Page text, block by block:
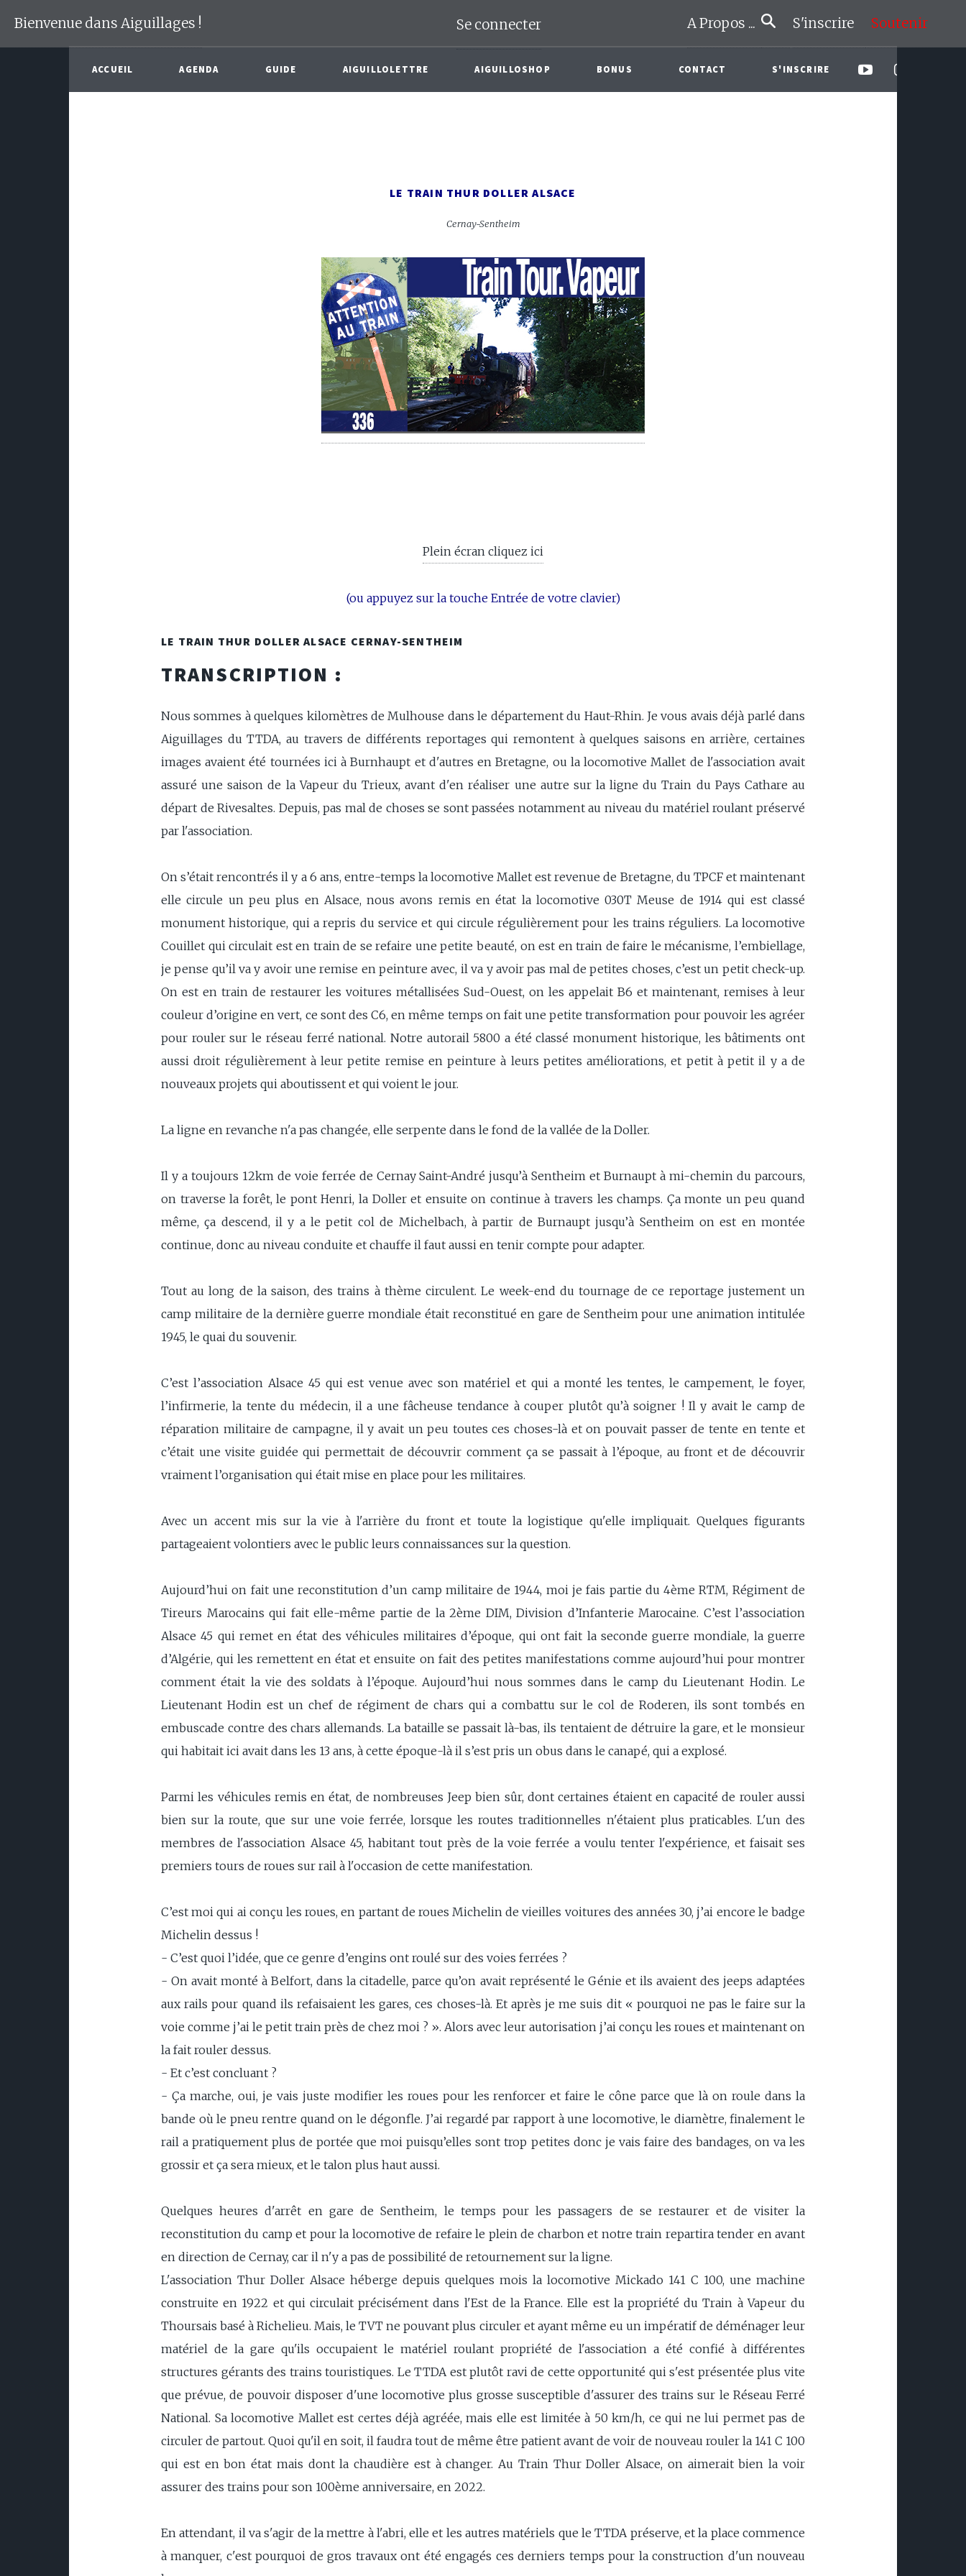
Bienvenue dans Aiguillages ! Se connecter A Propos ... S'inscrire Soutenir
ACCUEIL AGENDA GUIDE AIGUILLOLETTRE AIGUILLOSHOP BONUS CONTACT S'INSCRIRE
LE TRAIN THUR DOLLER ALSACE
Cernay-Sentheim
Plein écran cliquez ici
(ou appuyez sur la touche Entrée de votre clavier)
LE TRAIN THUR DOLLER ALSACE CERNAY-SENTHEIM
TRANSCRIPTION :
Nous sommes à quelques kilomètres de Mulhouse dans le département du Haut-Rhin. Je vous avais déjà parlé dans
Aiguillages du TTDA, au travers de différents reportages qui remontent à quelques saisons en arrière, certaines
images avaient été tournées ici à Burnhaupt et d'autres en Bretagne, ou la locomotive Mallet de l'association avait
assuré une saison de la Vapeur du Trieux, avant d'en réaliser une autre sur la ligne du Train du Pays Cathare au
départ de Rivesaltes. Depuis, pas mal de choses se sont passées notamment au niveau du matériel roulant préservé
par l'association.
On s’était rencontrés il y a 6 ans, entre-temps la locomotive Mallet est revenue de Bretagne, du TPCF et maintenant
elle circule un peu plus en Alsace, nous avons remis en état la locomotive 030T Meuse de 1914 qui est classé
monument historique, qui a repris du service et qui circule régulièrement pour les trains réguliers. La locomotive
Couillet qui circulait est en train de se refaire une petite beauté, on est en train de faire le mécanisme, l’embiellage,
je pense qu’il va y avoir une remise en peinture avec, il va y avoir pas mal de petites choses, c’est un petit check-up.
On est en train de restaurer les voitures métallisées Sud-Ouest, on les appelait B6 et maintenant, remises à leur
couleur d’origine en vert, ce sont des C6, en même temps on fait une petite transformation pour pouvoir les agréer
pour rouler sur le réseau ferré national. Notre autorail 5800 a été classé monument historique, les bâtiments ont
aussi droit régulièrement à leur petite remise en peinture à leurs petites améliorations, et petit à petit il y a de
nouveaux projets qui aboutissent et qui voient le jour.
La ligne en revanche n'a pas changée, elle serpente dans le fond de la vallée de la Doller.
Il y a toujours 12km de voie ferrée de Cernay Saint-André jusqu’à Sentheim et Burnaupt à mi-chemin du parcours,
on traverse la forêt, le pont Henri, la Doller et ensuite on continue à travers les champs. Ça monte un peu quand
même, ça descend, il y a le petit col de Michelbach, à partir de Burnaupt jusqu’à Sentheim on est en montée
continue, donc au niveau conduite et chauffe il faut aussi en tenir compte pour adapter.
Tout au long de la saison, des trains à thème circulent. Le week-end du tournage de ce reportage justement un
camp militaire de la dernière guerre mondiale était reconstitué en gare de Sentheim pour une animation intitulée
1945, le quai du souvenir.
C’est l’association Alsace 45 qui est venue avec son matériel et qui a monté les tentes, le campement, le foyer,
l’infirmerie, la tente du médecin, il a une fâcheuse tendance à couper plutôt qu’à soigner ! Il y avait le camp de
réparation militaire de campagne, il y avait un peu toutes ces choses-là et on pouvait passer de tente en tente et
c’était une visite guidée qui permettait de découvrir comment ça se passait à l’époque, au front et de découvrir
vraiment l’organisation qui était mise en place pour les militaires.
Avec un accent mis sur la vie à l'arrière du front et toute la logistique qu'elle impliquait. Quelques figurants
partageaient volontiers avec le public leurs connaissances sur la question.
Aujourd’hui on fait une reconstitution d’un camp militaire de 1944, moi je fais partie du 4ème RTM, Régiment de
Tireurs Marocains qui fait elle-même partie de la 2ème DIM, Division d’Infanterie Marocaine. C’est l’association
Alsace 45 qui remet en état des véhicules militaires d’époque, qui ont fait la seconde guerre mondiale, la guerre
d’Algérie, qui les remettent en état et ensuite on fait des petites manifestations comme aujourd’hui pour montrer
comment était la vie des soldats à l’époque. Aujourd’hui nous sommes dans le camp du Lieutenant Hodin. Le
Lieutenant Hodin est un chef de régiment de chars qui a combattu sur le col de Roderen, ils sont tombés en
embuscade contre des chars allemands. La bataille se passait là-bas, ils tentaient de détruire la gare, et le monsieur
qui habitait ici avait dans les 13 ans, à cette époque-là il s’est pris un obus dans le canapé, qui a explosé.
Parmi les véhicules remis en état, de nombreuses Jeep bien sûr, dont certaines étaient en capacité de rouler aussi
bien sur la route, que sur une voie ferrée, lorsque les routes traditionnelles n'étaient plus praticables. L'un des
membres de l'association Alsace 45, habitant tout près de la voie ferrée a voulu tenter l'expérience, et faisait ses
premiers tours de roues sur rail à l'occasion de cette manifestation.
C’est moi qui ai conçu les roues, en partant de roues Michelin de vieilles voitures des années 30, j’ai encore le badge
Michelin dessus !
- C’est quoi l’idée, que ce genre d’engins ont roulé sur des voies ferrées ?
- On avait monté à Belfort, dans la citadelle, parce qu’on avait représenté le Génie et ils avaient des jeeps adaptées
aux rails pour quand ils refaisaient les gares, ces choses-là. Et après je me suis dit « pourquoi ne pas le faire sur la
voie comme j’ai le petit train près de chez moi ? ». Alors avec leur autorisation j’ai conçu les roues et maintenant on
la fait rouler dessus.
- Et c’est concluant ?
- Ça marche, oui, je vais juste modifier les roues pour les renforcer et faire le cône parce que là on roule dans la
bande où le pneu rentre quand on le dégonfle. J’ai regardé par rapport à une locomotive, le diamètre, finalement le
rail a pratiquement plus de portée que moi puisqu’elles sont trop petites donc je vais faire des bandages, on va les
grossir et ça sera mieux, et le talon plus haut aussi.
Quelques heures d'arrêt en gare de Sentheim, le temps pour les passagers de se restaurer et de visiter la
reconstitution du camp et pour la locomotive de refaire le plein de charbon et notre train repartira tender en avant
en direction de Cernay, car il n'y a pas de possibilité de retournement sur la ligne.
L'association Thur Doller Alsace héberge depuis quelques mois la locomotive Mickado 141 C 100, une machine
construite en 1922 et qui circulait précisément dans l'Est de la France. Elle est la propriété du Train à Vapeur du
Thoursais basé à Richelieu. Mais, le TVT ne pouvant plus circuler et ayant même eu un impératif de déménager leur
matériel de la gare qu'ils occupaient le matériel roulant propriété de l'association a été confié à différentes
structures gérants des trains touristiques. Le TTDA est plutôt ravi de cette opportunité qui s'est présentée plus vite
que prévue, de pouvoir disposer d'une locomotive plus grosse susceptible d'assurer des trains sur le Réseau Ferré
National. Sa locomotive Mallet est certes déjà agréée, mais elle est limitée à 50 km/h, ce qui ne lui permet pas de
circuler de partout. Quoi qu'il en soit, il faudra tout de même être patient avant de voir de nouveau rouler la 141 C 100
qui est en bon état mais dont la chaudière est à changer. Au Train Thur Doller Alsace, on aimerait bien la voir
assurer des trains pour son 100ème anniversaire, en 2022.
En attendant, il va s'agir de la mettre à l'abri, elle et les autres matériels que le TTDA préserve, et la place commence
à manquer, c'est pourquoi de gros travaux ont été engagés ces derniers temps pour la construction d'un nouveau